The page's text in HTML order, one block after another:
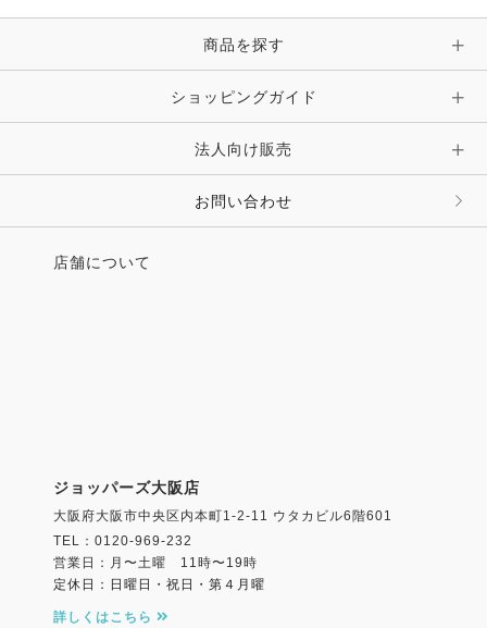
時計・財布・キーケース・革小物
キーホルダー・チャーム・ストラップ
その他 ファッション雑貨
ピン・ブローチ・コサージュ
その他 アクセサリー
商品を探す
ショッピングガイド
法人向け販売
お問い合わせ
店舗について
ジョッパーズ大阪店
大阪府大阪市中央区内本町1-2-11 ウタカビル6階601
TEL：0120-969-232
営業日：月〜土曜 11時〜19時
定休日：日曜日・祝日・第４月曜
詳しくはこちら